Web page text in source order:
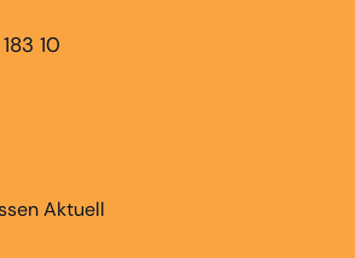
10
Aktuell